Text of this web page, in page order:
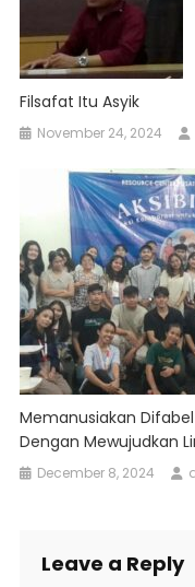
Filsafat Itu Asyik
November 24, 2024
Memanusiakan Difabel
Dengan Mewujudkan
December 8, 2024
Leave a Reply